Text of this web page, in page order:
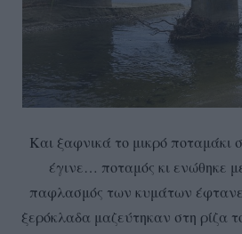
Και ξαφνικά το μικρό ποταμάκι
έγινε… ποταμός κι ενώθηκε
παφλασμός των κυμάτων
ξερόκλαδα μαζεύτηκαν στη ρίζα